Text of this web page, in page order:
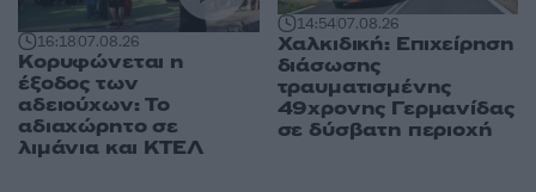
16:1807.08.26
Κορυφώνεται η
έξοδος των
αδειούχων: Το
αδιαχώρητο σε
λιμάνια και ΚΤΕΛ
14:5407.08.26
Χαλκιδική: Επιχείρηση
διάσωσης
τραυματισμένης
49χρονης Γερμανίδας
σε δύσβατη περιοχή